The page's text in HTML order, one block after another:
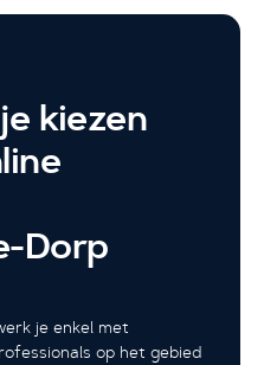
kiezen
Dorp
je enkel met
op het gebied